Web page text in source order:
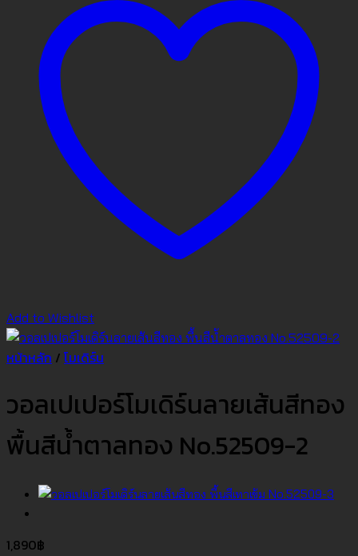
Add to Wishlist
หน้าหลัก / โมเดิร์น
วอลเปเปอร์โมเดิร์นลายเส้นสีทอง
พื้นสีน้ำตาลทอง No.52509-2
1,890฿